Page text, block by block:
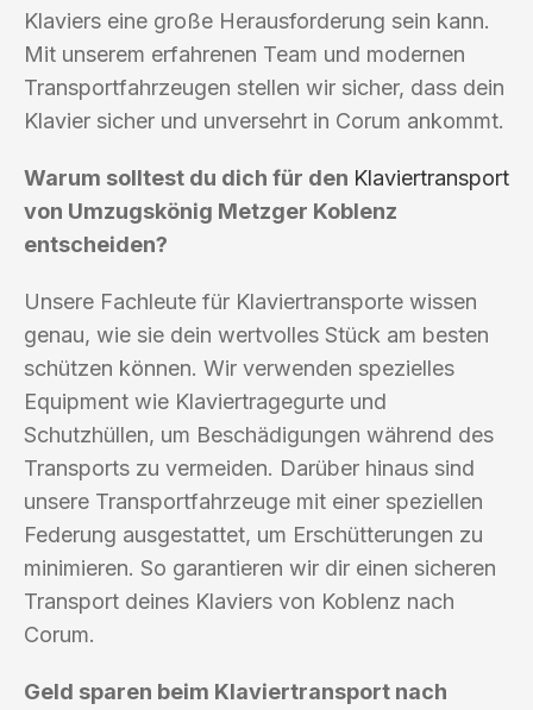
Klaviers eine große Herausforderung sein kann.
Mit unserem erfahrenen Team und modernen
Transportfahrzeugen stellen wir sicher, dass dein
Klavier sicher und unversehrt in Corum ankommt.
Warum solltest du dich für den Klaviertransport
von Umzugskönig Metzger Koblenz
entscheiden?
Unsere Fachleute für Klaviertransporte wissen
genau, wie sie dein wertvolles Stück am besten
schützen können. Wir verwenden spezielles
Equipment wie Klaviertragegurte und
Schutzhüllen, um Beschädigungen während des
Transports zu vermeiden. Darüber hinaus sind
unsere Transportfahrzeuge mit einer speziellen
Federung ausgestattet, um Erschütterungen zu
minimieren. So garantieren wir dir einen sicheren
Transport deines Klaviers von Koblenz nach
Corum.
Geld sparen beim Klaviertransport nach